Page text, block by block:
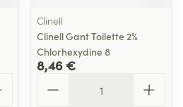
Clinell
Clinell Gant Toilette 2%
Chlorhexydine 8
8,46 €